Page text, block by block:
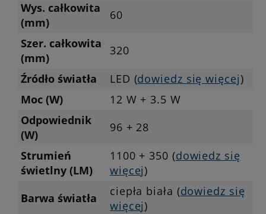
Wys. całkowita
(mm)
60
Szer. całkowita
(mm)
320
Źródło światła
LED (dowiedz się więcej)
Moc (W)
12 W + 3.5 W
Odpowiednik
(W)
96 + 28
Strumień
świetlny (LM)
1100 + 350 (dowiedz się
więcej)
Barwa światła
ciepła biała (dowiedz się
więcej)